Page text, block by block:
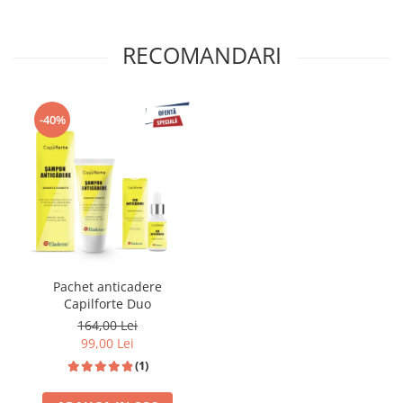
Ce este BAICAPIL?
BAICAPIL este un complex care reuneste 3 ingrediente naturale:
Scutellaria baicalensis (sursa de baicalina), muguri de soia si grau.
Aceste ingrediente au un rol important in diversele procese
celulare, precum:
protejarea celulelor de stresul oxidativ
activarea celulelor stem
RECOMANDARI
-40%
Pachet anticadere
Capilforte Duo
164,00 Lei
99,00 Lei
(1)